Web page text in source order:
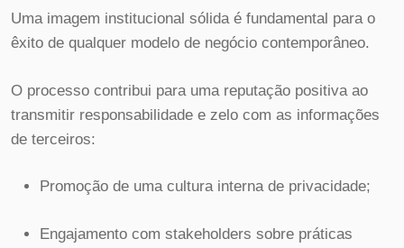
Uma imagem institucional sólida é fundamental para o
êxito de qualquer modelo de negócio contemporâneo.
O processo contribui para uma reputação positiva ao
transmitir responsabilidade e zelo com as informações
de terceiros:
Promoção de uma cultura interna de privacidade;
Engajamento com stakeholders sobre práticas